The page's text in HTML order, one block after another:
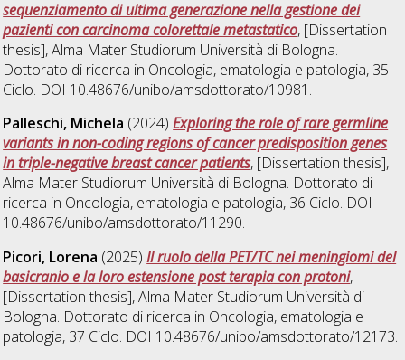
sequenziamento di ultima generazione nella gestione dei
pazienti con carcinoma colorettale metastatico, [Dissertation
thesis], Alma Mater Studiorum Università di Bologna.
Dottorato di ricerca in Oncologia, ematologia e patologia, 35
Ciclo. DOI 10.48676/unibo/amsdottorato/10981.
Palleschi, Michela (2024)Exploring the role of rare germline
variants in non-coding regions of cancer predisposition genes
in triple-negative breast cancer patients, [Dissertation thesis],
Alma Mater Studiorum Università di Bologna. Dottorato di
ricerca in Oncologia, ematologia e patologia, 36 Ciclo. DOI
10.48676/unibo/amsdottorato/11290.
Picori, Lorena (2025)Il ruolo della PET/TC nei meningiomi del
basicranio e la loro estensione post terapia con protoni,
[Dissertation thesis], Alma Mater Studiorum Università di
Bologna. Dottorato di ricerca in Oncologia, ematologia e
patologia, 37 Ciclo. DOI 10.48676/unibo/amsdottorato/12173.